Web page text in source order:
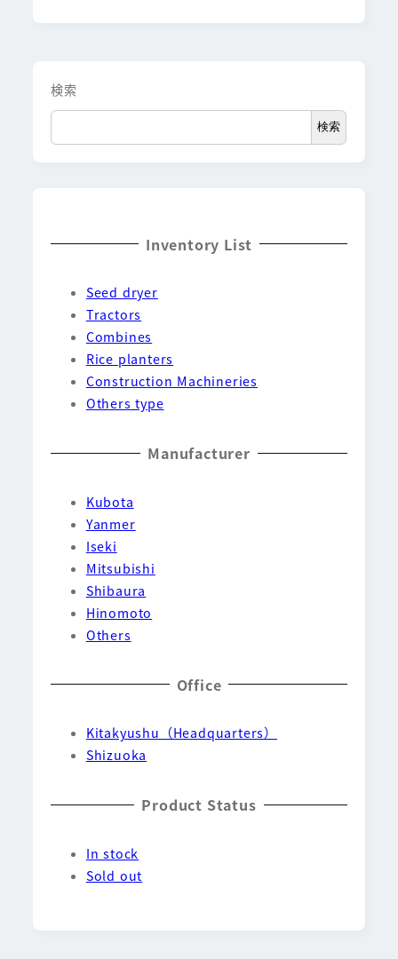
検索
検索
Inventory List
Seed dryer
Tractors
Combines
Rice planters
Construction Machineries
Others type
Manufacturer
Kubota
Yanmer
Iseki
Mitsubishi
Shibaura
Hinomoto
Others
Office
Kitakyushu（Headquarters）
Shizuoka
Product Status
In stock
Sold out